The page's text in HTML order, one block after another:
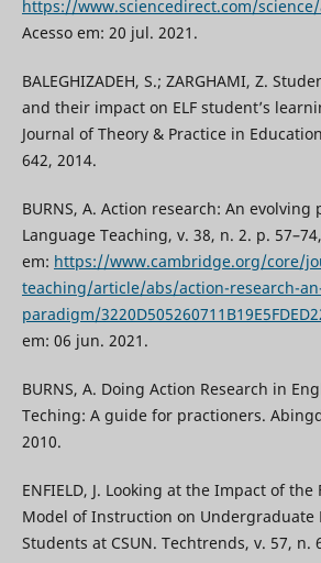
https://www.sciencedirect.com/
Acesso em: 20 jul. 2021.
BALEGHIZADEH, S.; ZARGHAMI, Z.
and their impact on ELF student’s
Journal of Theory & Practice in
642, 2014.
BURNS, A. Action research: An evolving
Language Teaching, v. 38, n. 2. p.
em: https://www.cambridge.org/core/
teaching/article/abs/action-research-
paradigm/
em: 06 jun. 2021.
BURNS, A. Doing Action Research in
Teching: A guide for practioners.
2010.
ENFIELD, J. Looking at the Impact of
Model of Instruction on Undergraduate
Students at CSUN. Techtrends, v. 57, n.